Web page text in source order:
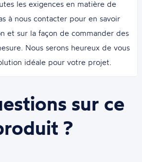
les exigences en matière de
à nous contacter pour en savoir
et sur la façon de commander des
Nous serons heureux de vous
idéale pour votre projet.
sur ce
?